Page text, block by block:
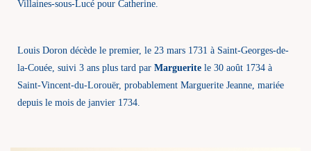
Villaines-sous-Lucé pour Catherine.
Louis Doron décède le premier, le 23 mars 1731 à Saint-Georges-de-
la-Couée, suivi 3 ans plus tard par Marguerite le 30 août 1734 à
Saint-Vincent-du-Lorouër, probablement Marguerite Jeanne, mariée
depuis le mois de janvier 1734.